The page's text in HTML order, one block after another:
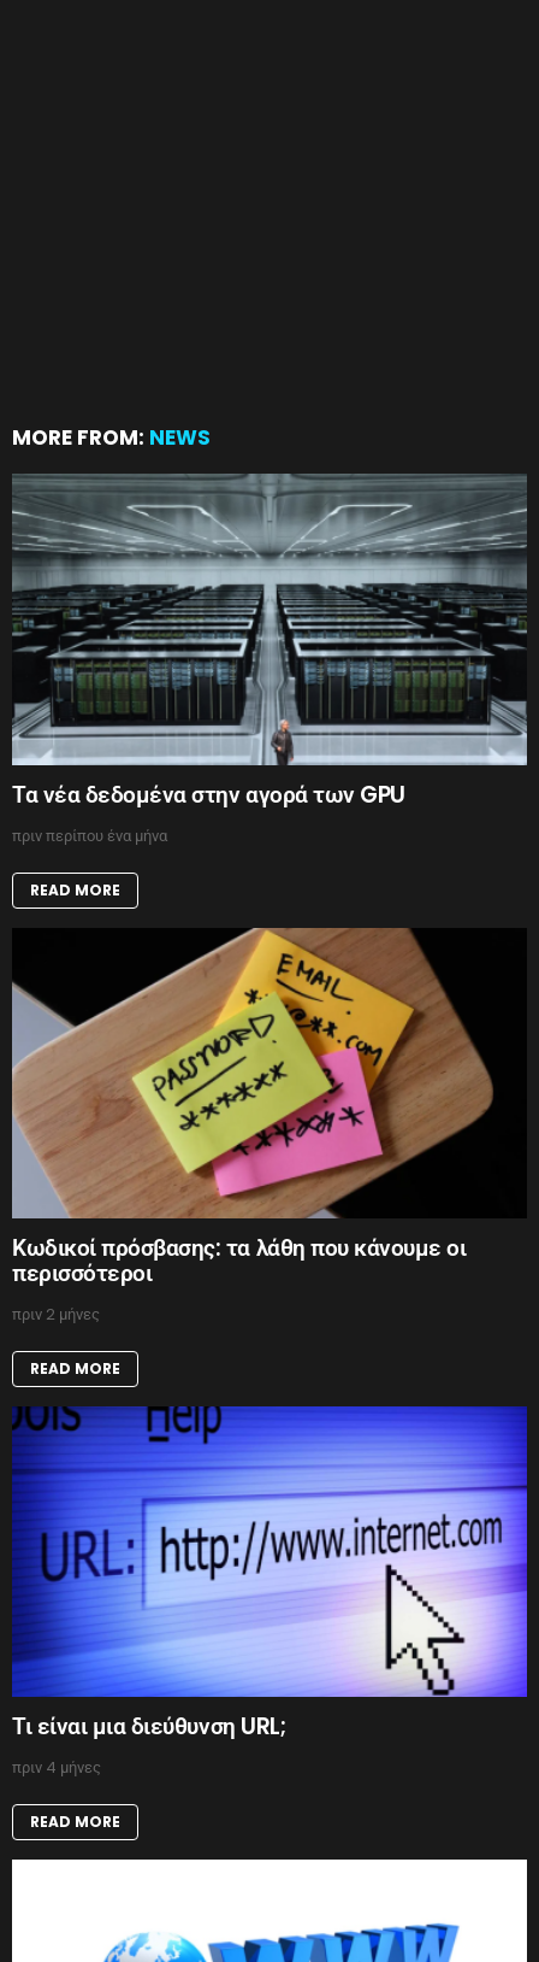
MORE FROM: NEWS
Τα νέα δεδομένα στην αγορά των GPU
πριν περίπου ένα μήνα
READ MORE
Κωδικοί πρόσβασης: τα λάθη που κάνουμε οι
περισσότεροι
πριν 2 μήνες
READ MORE
Τι είναι μια διεύθυνση URL;
πριν 4 μήνες
READ MORE